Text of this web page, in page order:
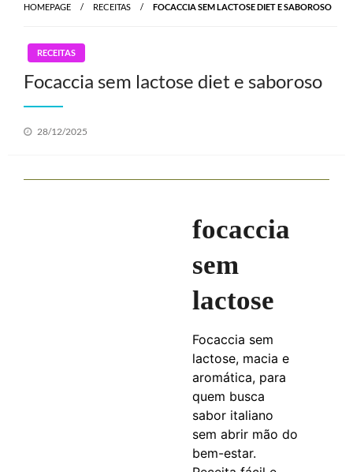
HOMEPAGE RECEITAS FOCACCIA SEM LACTOSE DIET E SABOROSO
RECEITAS
Focaccia sem lactose diet e saboroso
Posted
28/12/2025
focaccia
sem
lactose
Focaccia sem
lactose, macia e
aromática, para
quem busca
sabor italiano
sem abrir mão do
bem-estar.